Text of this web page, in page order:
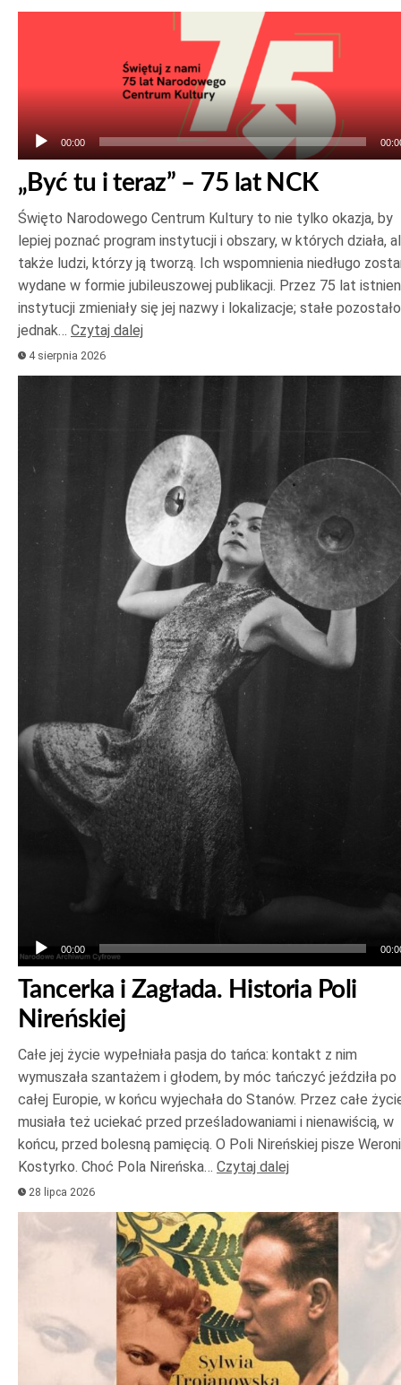
00:00
„Być tu i teraz” – 75 lat NCK
Święto Narodowego Centrum Kultury to nie tylko okazja, by
lepiej poznać program instytucji i obszary, w których działa,
także ludzi, którzy ją tworzą. Ich wspomnienia niedługo
wydane w formie jubileuszowej publikacji. Przez 75 lat
instytucji zmieniały się jej nazwy i lokalizacje; stałe pozostało
jednak… Czytaj dalej
4 sierpnia 2026
00:00
Tancerka i Zagłada. Historia Poli
Nireńskiej
Całe jej życie wypełniała pasja do tańca: kontakt z nim
wymuszała szantażem i głodem, by móc tańczyć jeździła po
całej Europie, w końcu wyjechała do Stanów. Przez całe
musiała też uciekać przed prześladowaniami i nienawiścią, w
końcu, przed bolesną pamięcią. O Poli Nireńskiej pisze
Kostyrko. Choć Pola Nireńska… Czytaj dalej
28 lipca 2026
plików